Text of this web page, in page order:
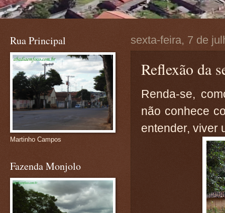
sexta-feira, 7 de
Reflexão da
Renda-se,
não conhece
entender, viver
Rua Principal
Martinho Campos
Fazenda Monjolo